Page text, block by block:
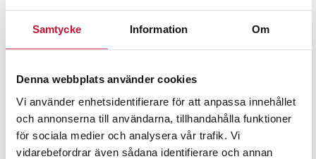
Samtycke Information Om
Denna webbplats använder cookies
Vi använder enhetsidentifierare för att anpassa innehållet
och annonserna till användarna, tillhandahålla funktioner
för sociala medier och analysera vår trafik. Vi
vidarebefordrar även sådana identifierare och annan